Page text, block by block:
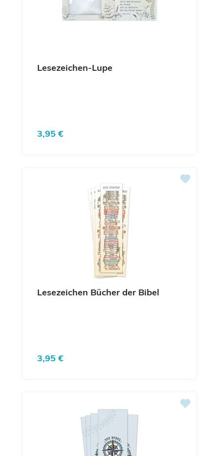
Lesezeichen-Lupe
Regulärer Preis:
3,95 €
Lesezeichen Bücher der Bibel
Regulärer Preis:
3,95 €